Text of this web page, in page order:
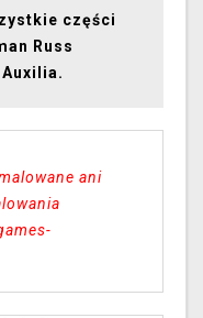
części
Russ
ani